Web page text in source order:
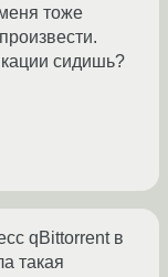
тоже
сидишь?
qBittorrent в
такая